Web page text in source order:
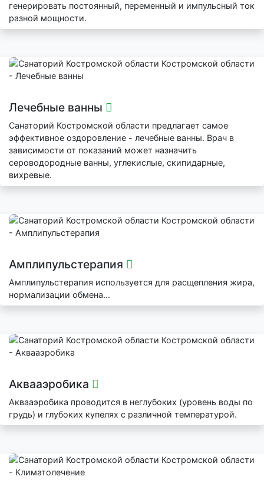
генерировать постоянный, переменный и импульсный ток
разной мощности.
Лечебные ванны
Санаторий Костромской области предлагает самое
эффективное оздоровление - лечебные ванны. Врач в
зависимости от показаний может назначить
сероводородные ванны, углекислые, скипидарные,
вихревые.
Амплипульстерапия
Амплипульстерапия используется для расщепления жира,
нормализации обмена...
Аквааэробика
Аквааэробика проводится в неглубоких (уровень воды по
грудь) и глубоких купелях с различной температурой.